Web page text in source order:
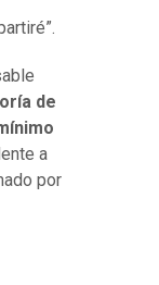
de
a
por